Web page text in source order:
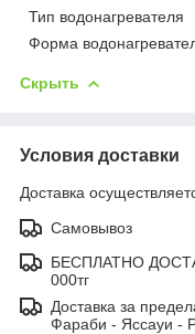
Тип водонагревателя
Форма
Скрыть
Условия доставки
Доставка
Самовывоз
БЕСПЛАТНО
000тг
Доставка за
Фараби - Яссауи -